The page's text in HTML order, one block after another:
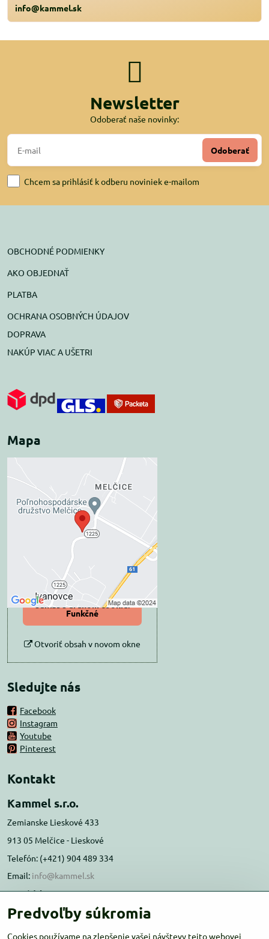
info@kammel.sk
Newsletter
Odoberať naše novinky:
Odoberať
Chcem sa prihlásiť k odberu noviniek e-mailom
OBCHODNÉ PODMIENKY
AKO OBJEDNAŤ
PLATBA
OCHRANA OSOBNÝCH ÚDAJOV
DOPRAVA
NAKÚP VIAC A UŠETRI
Mapa
Externý obsah je
blokovaný Voľbami
súkromia
Prajete si načítať externý obsah?
Povoliť tentokrát
Povoliť a zapamätať -
súhlas s druhom cookie:
Funkčné
Otvoriť obsah v novom okne
Sledujte nás
Facebook
Instagram
Youtube
Pinterest
Kontakt
Kammel s.r.o.
Zemianske Lieskové 433
913 05 Melčice - Lieskové
Telefón: (+421) 904 489 334
Email: info@kammel.sk
Prevádzka:
Administratívna budova PD Melčice
Predvoľby súkromia
Cookies používame na zlepšenie vašej návštevy tejto webovej